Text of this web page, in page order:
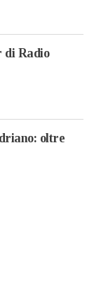
di Radio
oltre